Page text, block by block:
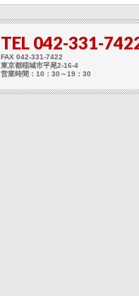
TEL 042-331-
FAX 042-331-7422
東京都稲城市平尾2-16-4
営業時間：10：30～19：30